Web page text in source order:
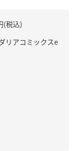
(税込)
リアコミックスe